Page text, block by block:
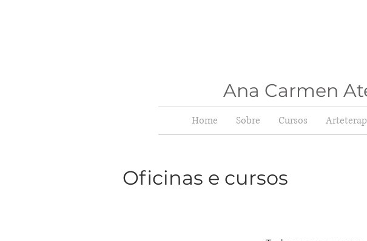
Ana Carmen
Home Sobre Cursos
Oficinas e cursos